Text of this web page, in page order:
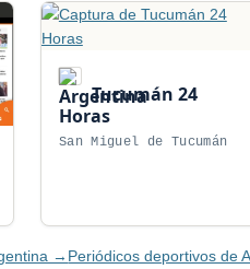
Tucumán 24
Horas
San Miguel de Tucumán
→ Periódicos deportivos de